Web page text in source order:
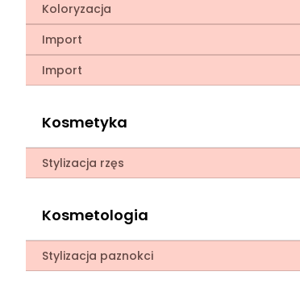
Koloryzacja
Import
Import
Kosmetyka
Stylizacja rzęs
Kosmetologia
Stylizacja paznokci